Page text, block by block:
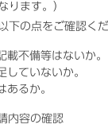
ります。）
の点をご確認くだ
載不備等はないか。
していないか。
あるか。
内容の確認